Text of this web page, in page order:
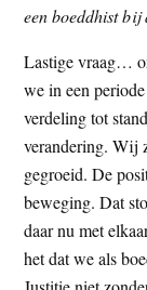
een boeddhist
Lastige vraag…
we in een
verdeling tot
verandering. Wij
gegroeid. De
beweging. Dat
daar nu met
het dat we als